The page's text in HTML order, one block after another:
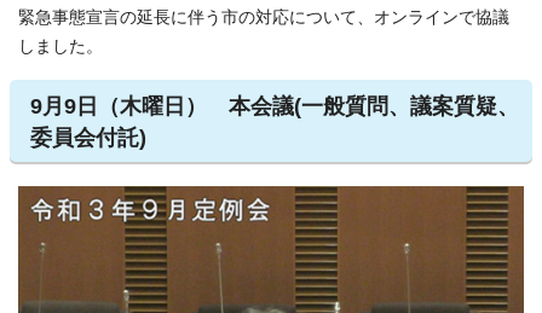
緊急事態宣言の延長に伴う市の対応について、オンラインで協議
しました。
9月9日（木曜日） 本会議(一般質問、議案質疑、
委員会付託)